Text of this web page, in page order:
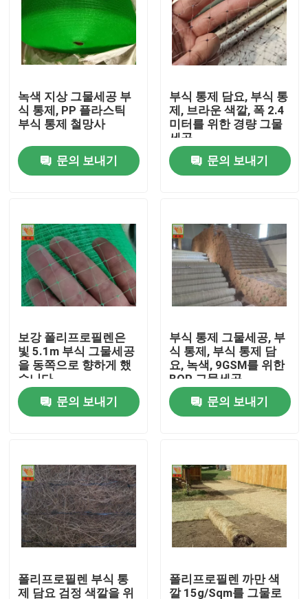
회사 소개
접촉
제품 소개
내밀린 플라스틱 그물세공
정원 메시 그물세공
양식 그물세공
산업 플라스틱 그물세공
플라스틱 건축 그물세공
녹색 지상 그물세공 부
식 통제, PP 플라스틱
부식 통제 철망사
문의 보내기
부식 통제 담요, 부식 통
제, 브라운 색깔, 폭 2.4
미터를 위한 경량 그물
세공
문의 보내기
보강 폴리프로필렌은
빛 5.1m 부식 그물세공
을 동쪽으로 향하게 했
습니다
문의 보내기
부식 통제 그물세공, 부
식 통제, 부식 통제 담
요, 녹색, 9GSM를 위한
BOP 그물세공
문의 보내기
폴리프로필렌 부식 통
제 담요 검정 색깔을 위
폴리프로필렌 까만 색
깔 15g/Sqm를 그물로